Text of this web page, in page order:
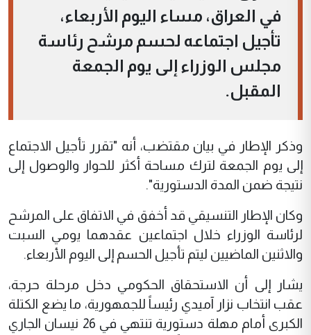
في العراق، مساء اليوم الأربعاء،
تأجيل اجتماعه لحسم مرشح رئاسة
مجلس الوزراء إلى يوم الجمعة
المقبل.
وذكر الإطار في بيان مقتضب، أنه "تقرر تأجيل الاجتماع
إلى يوم الجمعة لترك مساحة أكثر للحوار والوصول إلى
نتيجة ضمن المدة الدستورية".
وكان الإطار التنسيقي قد أخفق في الاتفاق على المرشح
لرئاسة الوزراء خلال اجتماعين عقدهما يومي السبت
والاثنين الماضيين ليتم تأجيل الحسم إلى اليوم الأربعاء.
يشار إلى أن الاستحقاق الحكومي دخل مرحلة حرجة،
عقب انتخاب نزار آميدي رئيساً للجمهورية، ما يضع الكتلة
الكبرى أمام مهلة دستورية تنتهي في 26 نيسان الجاري